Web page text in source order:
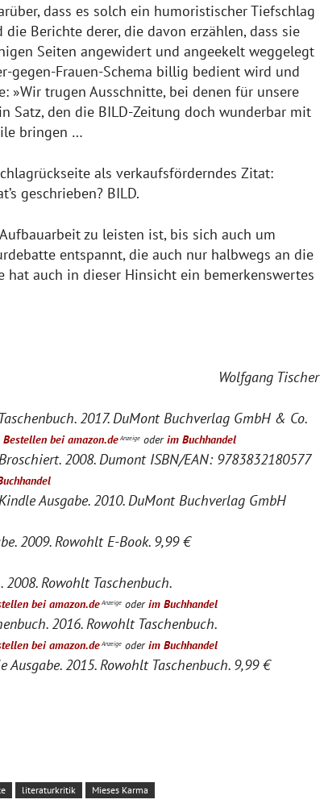
dass es solch ein humoristischer Tiefschlag
Berichte derer, die davon erzählen, dass sie
Seiten angewidert und angeekelt weggelegt
gegen-Frauen-Schema billig bedient wird und
»Wir trugen Ausschnitte, bei denen für unsere
Satz, den die BILD-Zeitung doch wunderbar mit
bringen …
als verkaufsförderndes Zitat:
geschrieben? BILD.
zu leisten ist, bis sich auch um
entspannt, die auch nur halbwegs an die
hat auch in dieser Hinsicht ein bemerkenswertes
Wolfgang Tischer
2017. DuMont Buchverlag GmbH & Co.
Bestellen bei amazon.deAnzeige oderim Buchhandel
2008. Dumont ISBN/EAN: 9783832180577
Ausgabe. 2010. DuMont Buchverlag GmbH
2009. Rowohlt E-Book. 9,99 €
Rowohlt Taschenbuch.
bei amazon.de Anzeige oderim Buchhandel
2016. Rowohlt Taschenbuch.
bei amazon.de Anzeige oderim Buchhandel
2015. Rowohlt Taschenbuch. 9,99 €
literaturkritik Mieses Karma